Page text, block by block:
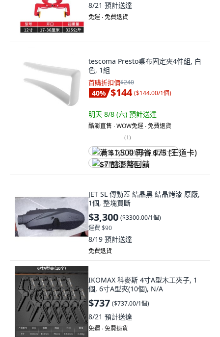
8/21 預計送達
免運 ∙ 免費退貨
tescoma Presto桌布固定夾4件組, 白
色, 1組
首購折扣價$240
40% $144 ($144.00/1個)
明天 8/8 (六) 預計送達
酷澎直售 ∙ WOW免運 ∙ 免費退貨
(1)
满 $1,500 再省 $75 (王道卡)
$7 酷澎幣回饋
JET SL 傳動蓋 結晶黑 結晶烤漆 原廠,
1個, 整塊買斷
$3,300 ($3300.00/1個)
運費 $90
8/19 預計送達
免費退貨
IKOMAX 科麥斯 4寸A型木工夾子, 1
個, 6寸A型夾(10個), N/A
$737 ($737.00/1個)
8/21 預計送達
免運 ∙ 免費退貨